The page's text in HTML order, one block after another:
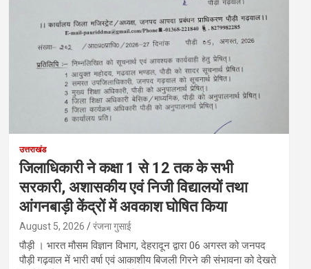
उत्तराखंड
जिलाधिकारी ने कक्षा 1 से 12 तक के सभी
सरकारी, अशासकीय एवं निजी विद्यालयों तथा
आंगनबाड़ी केंद्रों में अवकाश घोषित किया
August 5, 2026 रंजना गुसाई
पौड़ी । भारत मौसम विज्ञान विभाग, देहरादून द्वारा 06 अगस्त को जनपद
पौड़ी गढ़वाल में भारी वर्षा एवं आकाशीय बिजली गिरने की संभावना को देखते